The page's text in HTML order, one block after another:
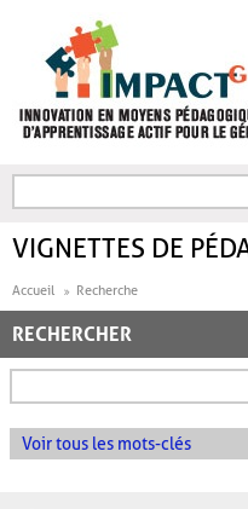
FORMULAIRE DE
VIGNETTES DE
Accueil Recherche
RECHERCHER
Voir tous les mots-clés